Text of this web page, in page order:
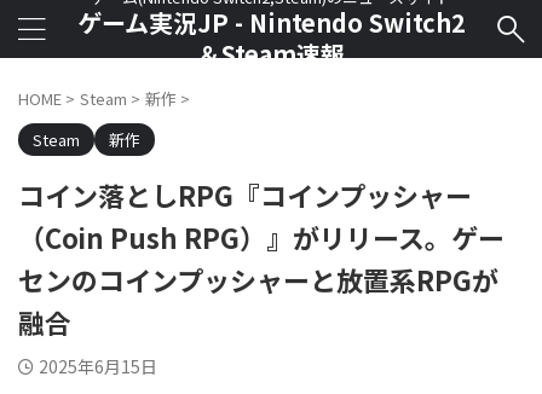
ゲーム実況JP - Nintendo Switch2
＆Steam速報
HOME > Steam > 新作 >
Steam
新作
コイン落としRPG『コインプッシャー
（Coin Push RPG）』がリリース。ゲー
センのコインプッシャーと放置系RPGが
融合
2025年6月15日